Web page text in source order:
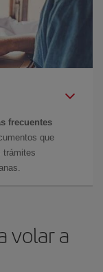
frecuentes
que
trámites
volar a